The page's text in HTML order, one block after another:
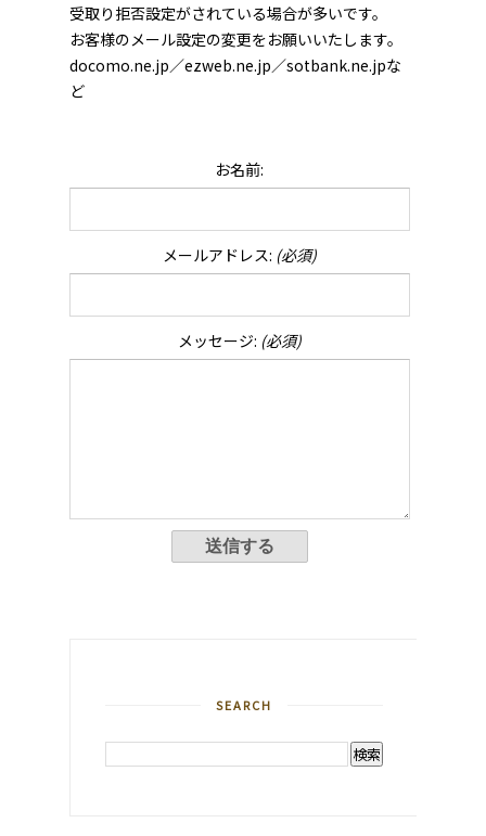
受取り拒否設定がされている場合が多いです。
お客様のメール設定の変更をお願いいたします。
docomo.ne.jp／ezweb.ne.jp／sotbank.ne.jpな
ど
お名前:
メールアドレス: (必須)
メッセージ: (必須)
SEARCH